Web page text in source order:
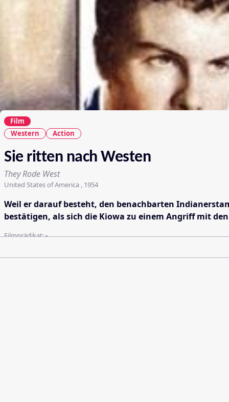
Film
Western
Action
Sie ritten nach Westen
They Rode West
United States of America , 1954
Weil er darauf besteht, den benachbarten
bestätigen, als sich die Kiowa zu einem Angriff mit
Filmprädikat:-